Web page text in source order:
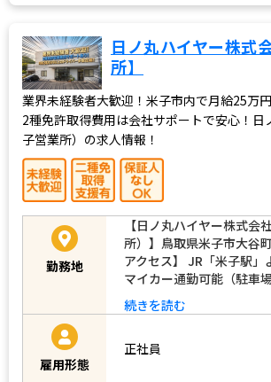
日ノ丸ハイヤー株式
所】
業界未経験者大歓迎！米子市内で月給25万
2種免許取得費用は会社サポートで安心！日
子営業所）の求人情報！
勤務地
【日ノ丸ハイヤー株式会
所）】鳥取県米子市大谷
アクセス】 JR「米子駅」
マイカー通勤可能（駐車
続きを読む
雇用形態
正社員